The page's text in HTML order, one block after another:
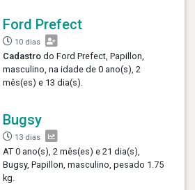
Ford Prefect
10 dias
Cadastro do Ford Prefect, Papillon,
masculino, na idade de 0 ano(s), 2
mês(es) e 13 dia(s).
Bugsy
13 dias
AT 0 ano(s), 2 mês(es) e 21 dia(s),
Bugsy, Papillon, masculino, pesado 1.75
kg.